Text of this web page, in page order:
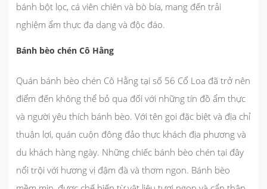
bánh bột lọc, cá viên chiên và bò bía, mang đến trải
nghiệm ẩm thực đa dạng và độc đáo.
Bánh bèo chén Cô Hằng
Quán bánh bèo chén Cô Hằng tại số 56 Cổ Loa đã trở nên
điểm đến không thể bỏ qua đối với những tín đồ ẩm thực
và người yêu thích bánh bèo. Với tên gọi đặc biệt và địa chỉ
thuận lợi, quán cuộn đông đảo thực khách địa phương và
du khách hàng ngày. Những chiếc bánh bèo chén tại đây
nổi trội với hương vị đậm đà và thơm ngon. Bánh bèo